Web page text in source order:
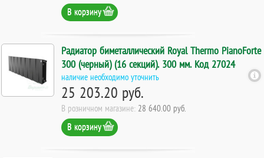
В корзину
Радиатор биметаллический Royal Thermo PianoForte
300 (черный) (16 секций). 300 мм. Код 27024
наличие необходимо уточнить
25 203.20 руб.
В розничном магазине: 28 640.00 руб.
В корзину